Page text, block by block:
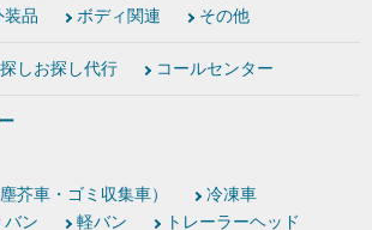
装品 ボディ関連 その他
しお探し代行 コールセンター
芥車・ゴミ収集車）
冷凍車
バン 軽バン
トレーラーヘッド